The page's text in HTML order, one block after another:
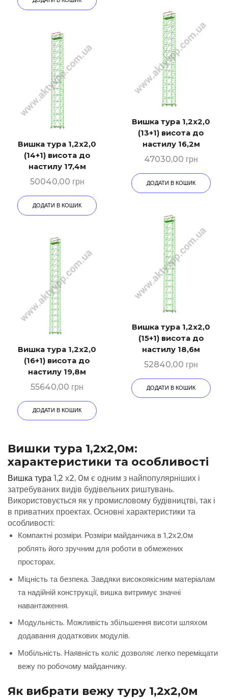
Вишка тура 1,2х2,0
(13+1) висота до
настилу 16,2м
47030,00 грн
ДОДАТИ В КОШИК
Вишка тура 1,2х2,0
(14+1) висота до
настилу 17,4м
50040,00 грн
ДОДАТИ В КОШИК
Вишка тура 1,2х2,0
(15+1) висота до
настилу 18,6м
52840,00 грн
ДОДАТИ В КОШИК
Вишка тура 1,2х2,0
(16+1) висота до
настилу 19,8м
55640,00 грн
ДОДАТИ В КОШИК
Вишки тура 1,2х2,0м:
характеристики та особливості
Вишка тура 1,2 х2, 0м є одним з найпопулярніших і
затребуваних видів будівельних риштувань.
Використовується як у промисловому будівництві, так і
в приватних проектах. Основні характеристики та
особливості:
Компактні розміри. Розміри майданчика в 1,2х2,0м
роблять його зручним для роботи в обмежених
просторах.
Міцність та безпека. Завдяки високоякісним матеріалам
та надійній конструкції, вишка витримує значні
навантаження.
Модульність. Можливість збільшення висоти шляхом
додавання додаткових модулів.
Мобільність. Наявність коліс дозволяє легко переміщати
вежу по робочому майданчику.
Як вибрати вежу туру 1,2х2,0м